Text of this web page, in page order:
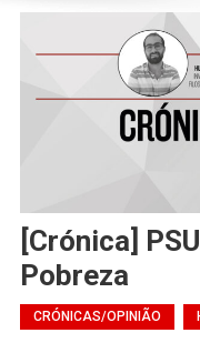
[Crónica]
Pobreza
CRÓNICAS/OPINIÃO